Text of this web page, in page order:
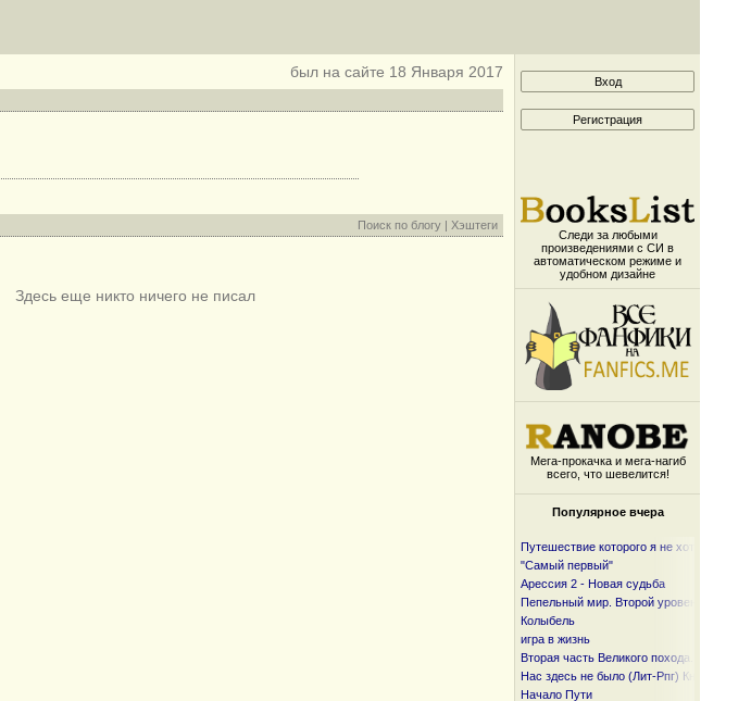
был на сайте 18 Января 2017
Поиск по блогу | Хэштеги
Здесь еще никто ничего не писал
Следи за любыми
произведениями с СИ в
автоматическом режиме и
удобном дизайне
Мега-прокачка и мега-нагиб
всего, что шевелится!
Популярное вчера
Путешествие которого я не хотел
"Самый первый"
Арессия 2 - Новая судьба
Пепельный мир. Второй уровень
Колыбель
игра в жизнь
Вторая часть Великого похода. От
Нас здесь не было (Лит-Рпг) Книга I и I I
Начало Пути